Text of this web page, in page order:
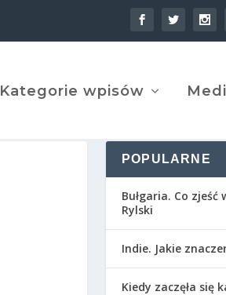
Kategorie wpisów
POPULARNE
Bułgaria. Co
Rylski
Indie. Jakie
Kiedy zaczęła się